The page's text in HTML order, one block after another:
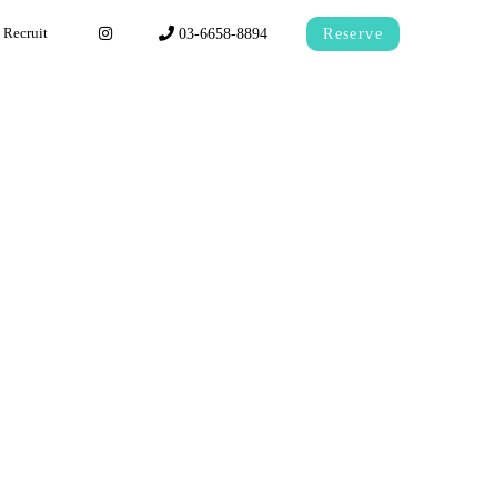
Recruit 03-6658-8894 Reserve